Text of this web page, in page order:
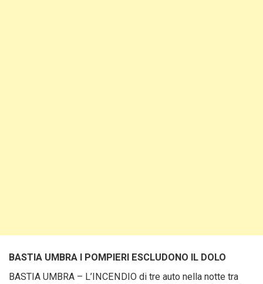
BASTIA UMBRA I POMPIERI ESCLUDONO IL DOLO
BASTIA UMBRA – L’INCENDIO di tre auto nella notte tra